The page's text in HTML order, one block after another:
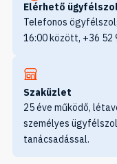
Elérhető
Telefonos
16:00 között, +36 52
Szaküzlet
25 éve működő,
személyes
tanácsadással.